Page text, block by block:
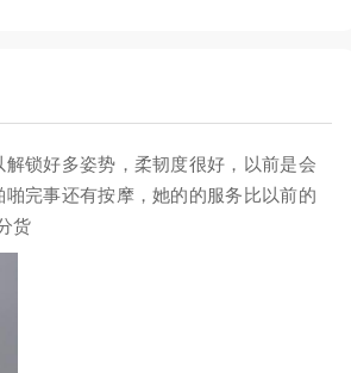
锁好多姿势，柔韧度很好，以前是会
完事还有按摩，她的的服务比以前的
货